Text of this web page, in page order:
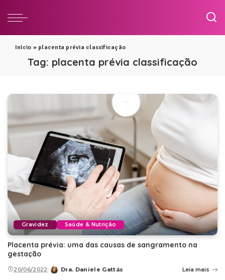
Início » placenta prévia classificação
Tag: placenta prévia classificação
Gravidez Saúde & Nutrição
Placenta prévia: uma das causas de sangramento na
gestação
20/06/2022
Posted
Dra. Daniele Gattás Leia mais